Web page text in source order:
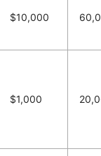
$10,000
$1,000